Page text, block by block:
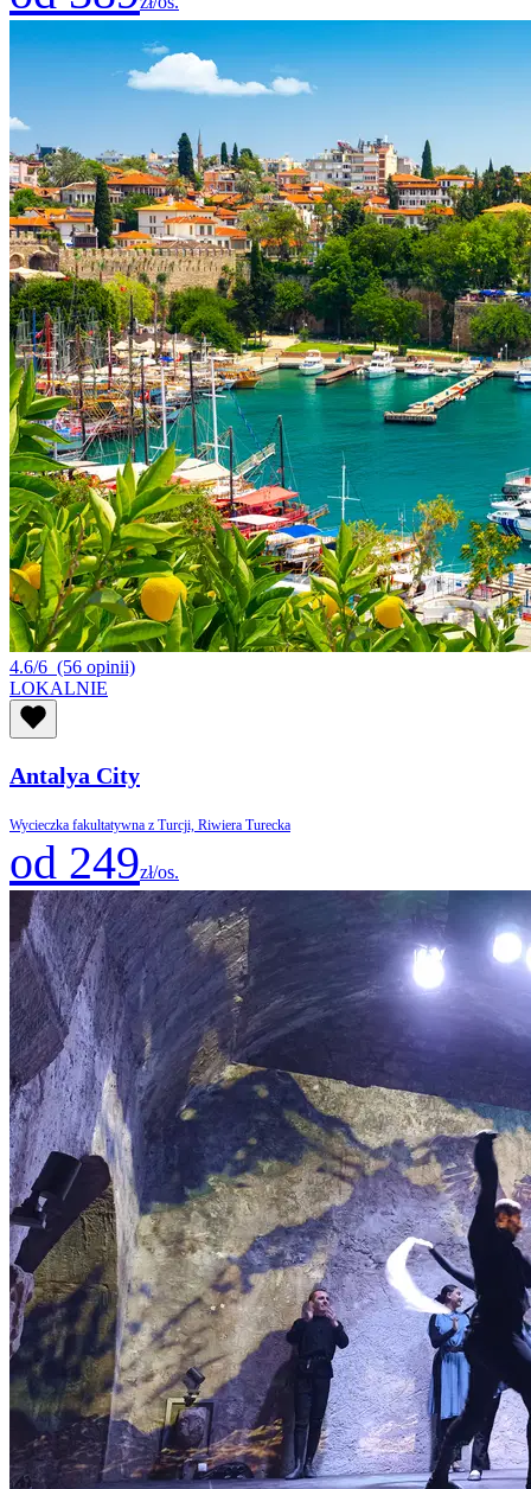
4.6/6 (56 opinii)
LOKALNIE
Antalya City
Wycieczka fakultatywna z Turcji, Riwiera Turecka
od 249zł/os.